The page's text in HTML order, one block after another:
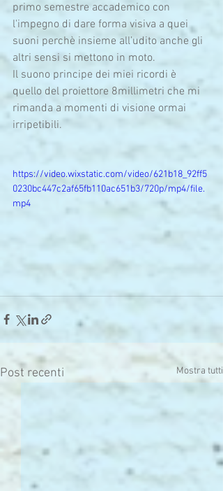
primo semestre accademico con
l'impegno di dare forma visiva a quei
suoni perchè insieme all’udito anche gli
altri sensi si mettono in moto.
Il suono principe dei miei ricordi è
quello del proiettore 8millimetri che mi
rimanda a momenti di visione ormai
irripetibili.
https://video.wixstatic.com/video/621b18_92ff5
0230bc447c2af65fb110ac651b3/720p/mp4/file.
mp4
Post recenti Mostra tutti